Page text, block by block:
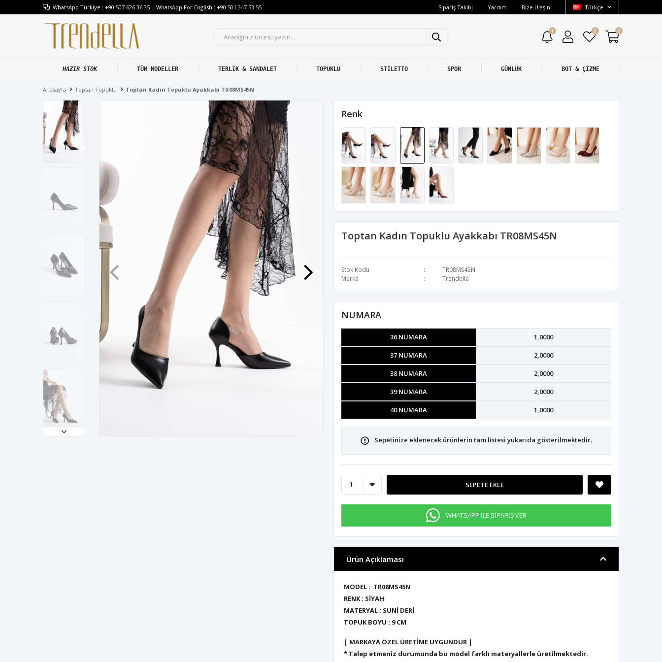
WhatsApp Türkiye : +90 507 626 36 35 | WhatsApp For English : +90 501 347 53 55 Sipariş Takibi Yardım Bize Ulaşın Türkçe
1 0 0
HAZIR STOK TÜM MODELLER TERLİK & SANDALET TOPUKLU STİLETTO SPOR GÜNLÜK BOT & ÇİZME
Anasayfa Toptan Topuklu Toptan Kadın Topuklu Ayakkabı TR08MS45N
Toptan Kadın Topuklu Ayakkabı TR08MS45N
Stok Kodu
TR08MS45N
Marka
Trendella
Renk
NUMARA
36 NUMARA 1,0000
37 NUMARA 2,0000
38 NUMARA 2,0000
39 NUMARA 2,0000
40 NUMARA 1,0000
Sepetinize eklenecek ürünlerin tam listesi yukarıda gösterilmektedir.
SEPETE EKLE
WHATSAPP İLE SİPARİŞ VER
Ürün Açıklaması
MODEL : TR08MS45N
RENK : SİYAH
MATERYAL : SUNİ DERİ
TOPUK BOYU : 9 CM
| MARKAYA ÖZEL ÜRETİME UYGUNDUR |
* Talep etmeniz durumunda bu model farklı materyallerle üretilmektedir.